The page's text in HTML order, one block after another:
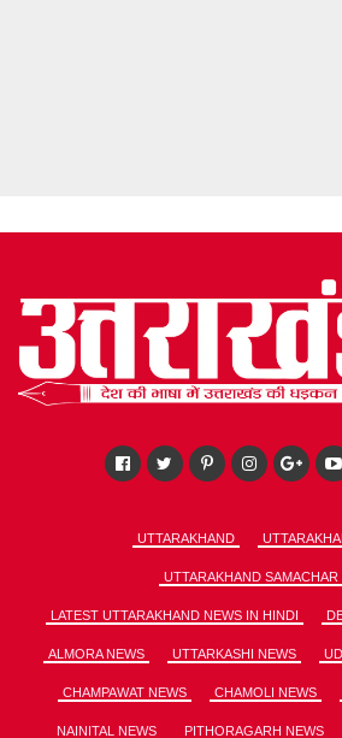
UTTARAKHAND
UTTARAKHAND SAMACHAR
LATEST UTTARAKHAND NEWS IN HINDI
ALMORA NEWS UTTARKASHI NEWS
CHAMPAWAT NEWS CHAMOLI NEWS
NAINITAL NEWS PITHORAGARH NEWS